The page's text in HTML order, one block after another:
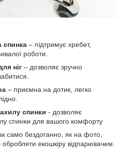
спинка – підтримує хребет,
роботи.
ніг – дозволяє зручно
– приємна на дотик, легко
спинки - дозволяє
спинки для вашого комфорту
само бездоганно, як на фото,
екошкіру відпарювачем.